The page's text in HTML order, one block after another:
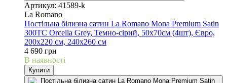
Артикул: 41589-k
La Romano
Постільна білизна сатин La Romano Mona Premium Satin
300TC Orcella Grey, Темно-сірий, 50х70см (4шт), Євро,
200х220 см, 240х260 см
4 690 грн
В наявності
Купити